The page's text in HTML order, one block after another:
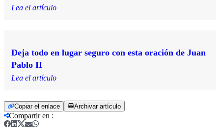
Lea el artículo
Deja todo en lugar seguro con esta oración de Juan
Pablo II
Lea el artículo
Copiar el enlace Archivar artículo
Compartir en :